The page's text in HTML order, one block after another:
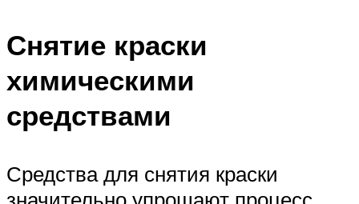
Снятие краски
химическими
средствами
Средства для снятия краски